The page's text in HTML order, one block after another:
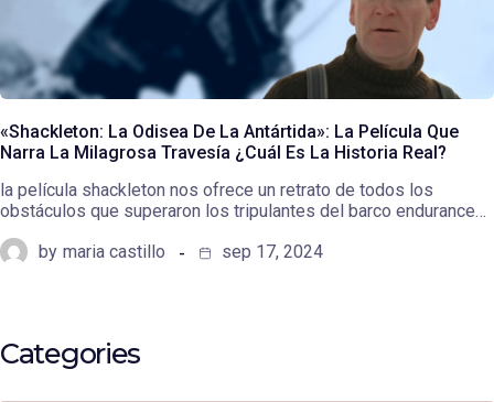
«Shackleton: La Odisea De La Antártida»: La Película Que
Narra La Milagrosa Travesía ¿Cuál Es La Historia Real?
la película shackleton nos ofrece un retrato de todos los
obstáculos que superaron los tripulantes del barco endurance…
by maria castillo sep 17, 2024
Categories